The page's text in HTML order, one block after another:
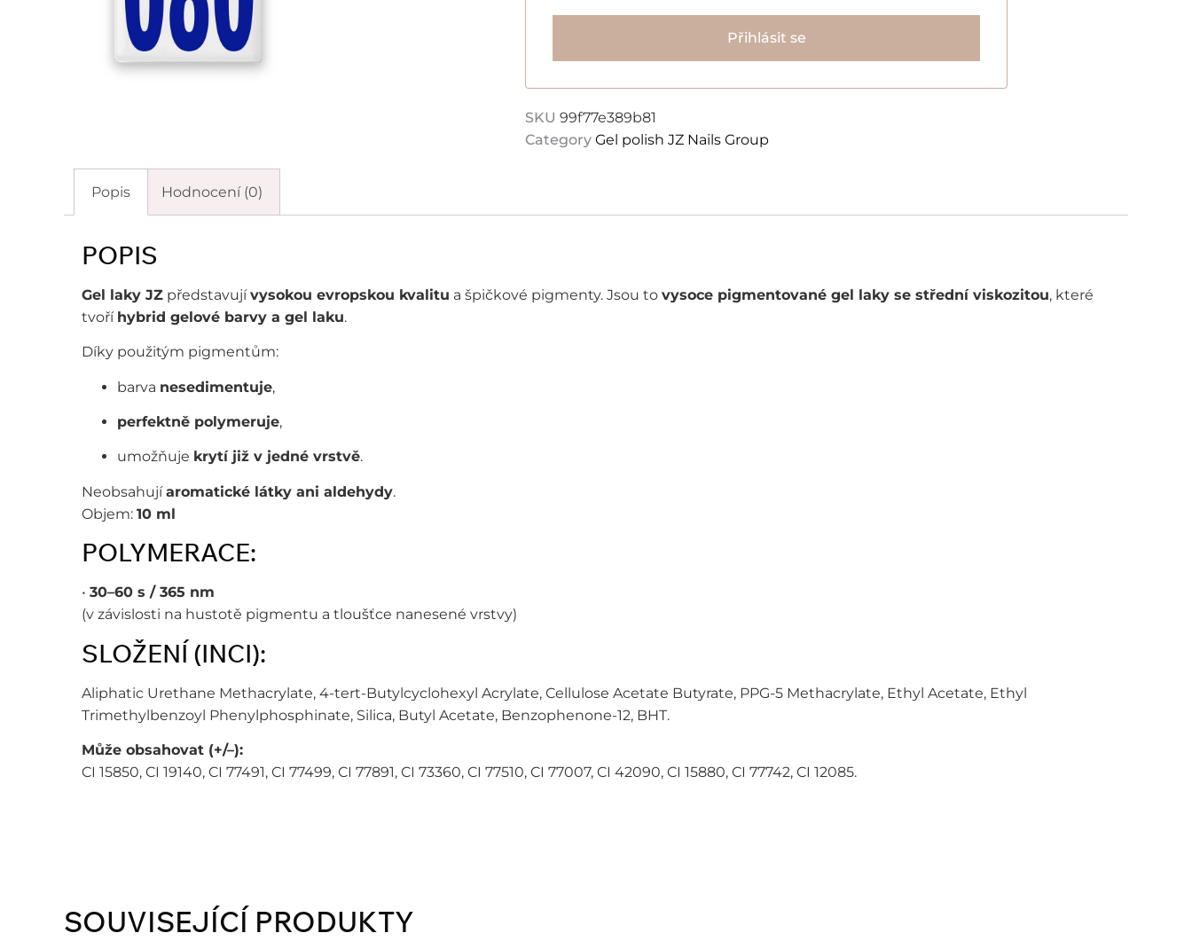
Přihlásit se
SKU 99f77e389b81
Category Gel polish JZ Nails Group
Popis Hodnocení (0)
POPIS
Gel laky JZ představujívysokou evropskou kvalitu a špičkové pigmenty. Jsou to vysoce pigmentované gel laky se střední viskozitou, které
tvoří hybrid gelové barvy a gel laku.
Díky použitým pigmentům:
barva nesedimentuje,
perfektně polymeruje,
umožňuje krytí již v jedné vrstvě.
Neobsahujíaromatické látky ani aldehydy.
Objem: 10 ml
POLYMERACE:
• 30–60 s / 365 nm
(v závislosti na hustotě pigmentu a tloušťce nanesené vrstvy)
SLOŽENÍ (INCI):
Aliphatic Urethane Methacrylate, 4-tert-Butylcyclohexyl Acrylate, Cellulose Acetate Butyrate, PPG-5 Methacrylate, Ethyl Acetate, Ethyl
Trimethylbenzoyl Phenylphosphinate, Silica, Butyl Acetate, Benzophenone-12, BHT.
Může obsahovat (+/–):
CI 15850, CI 19140, CI 77491, CI 77499, CI 77891, CI 73360, CI 77510, CI 77007, CI 42090, CI 15880, CI 77742, CI 12085.
SOUVISEJÍCÍ PRODUKTY